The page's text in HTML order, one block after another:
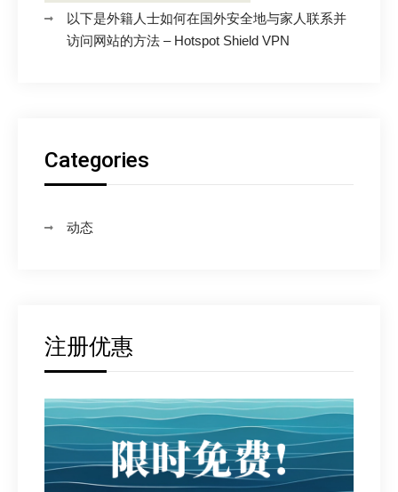
以下是外籍人士如何在国外安全地与家人联系并
访问网站的方法 – Hotspot Shield VPN
Categories
动态
注册优惠